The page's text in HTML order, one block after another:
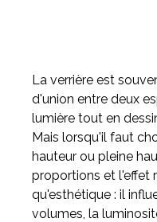
Inspirez-
Personnalisez nos
La verrière est
d'union entre deux
lumière tout en
Mais lorsqu'il faut
hauteur ou pleine
proportions et l'effet
qu'esthétique : il
volumes, la